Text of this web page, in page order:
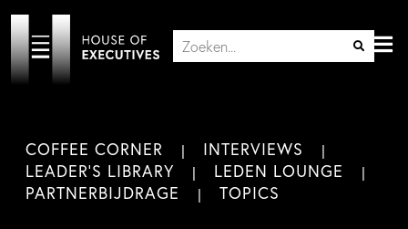
COFFEE CORNER
INTERVIEWS
LEADER'S LIBRARY
LEDEN LOUNGE
PARTNERBIJDRAGE
TOPICS